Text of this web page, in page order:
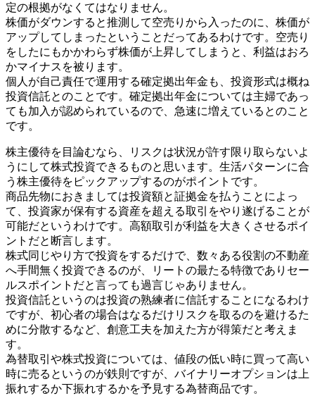
定の根拠がなくてはなりません。
株価がダウンすると推測して空売りから入ったのに、株価が
アップしてしまったということだってあるわけです。空売り
をしたにもかかわらず株価が上昇してしまうと、利益はおろ
かマイナスを被ります。
個人が自己責任で運用する確定拠出年金も、投資形式は概ね
投資信託とのことです。確定拠出年金については主婦であっ
ても加入が認められているので、急速に増えているとのこと
です。
株主優待を目論むなら、リスクは状況が許す限り取らないよ
うにして株式投資できるものと思います。生活パターンに合
う株主優待をピックアップするのがポイントです。
商品先物におきましては投資額と証拠金を払うことによっ
て、投資家が保有する資産を超える取引をやり遂げることが
可能だというわけです。高額取引が利益を大きくさせるポイ
ントだと断言します。
株式同じやり方で投資をするだけで、数々ある役割の不動産
へ手間無く投資できるのが、リートの最たる特徴でありセー
ルスポイントだと言っても過言じゃありません。
投資信託というのは投資の熟練者に信託することになるわけ
ですが、初心者の場合はなるだけリスクを取るのを避けるた
めに分散するなど、創意工夫を加えた方が得策だと考えま
す。
為替取引や株式投資については、値段の低い時に買って高い
時に売るというのが鉄則ですが、バイナリーオプションは上
振れするか下振れするかを予見する為替商品です。